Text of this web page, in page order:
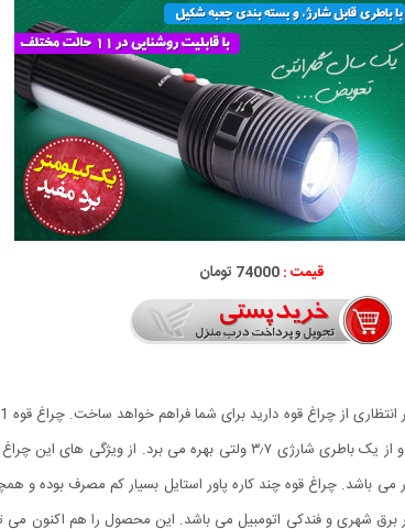
قیمت :74000 تومان
باشد. چراغ قوه چند کاره پاور استایل بسیار کم مصرف بوده و